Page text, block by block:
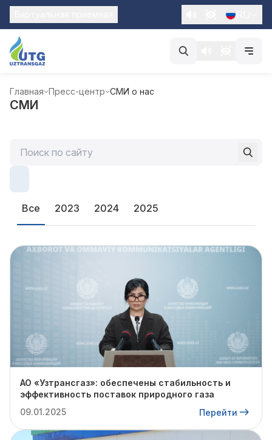
Главная Пресс-центр СМИ о нас
СМИ
Все 2023 2024 2025
АО «Узтрансгаз»: обеспечены стабильность и
эффективность поставок природного газа
09.01.2025
Перейти